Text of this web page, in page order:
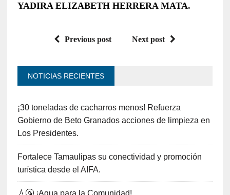
YADIRA ELIZABETH HERRERA MATA.
Previous post Next post
NOTICIAS RECIENTES
¡30 toneladas de cacharros menos! Refuerza
Gobierno de Beto Granados acciones de limpieza en
Los Presidentes.
Fortalece Tamaulipas su conectividad y promoción
turística desde el AIFA.